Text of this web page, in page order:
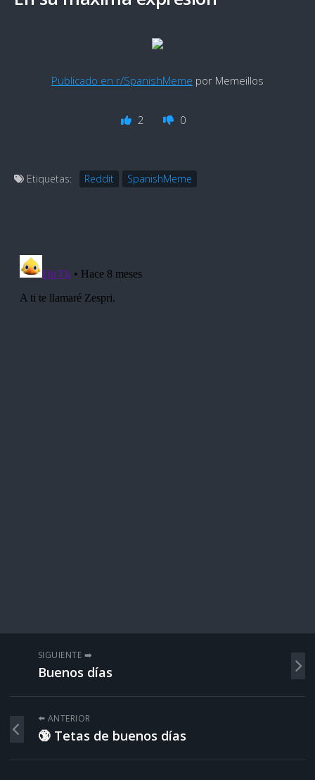
Publicado en r/SpanishMeme por Memeillos
2 0
Etiquetas: Reddit SpanishMeme
SIGUIENTE ➡️
Buenos días
⬅️ ANTERIOR
🔞 Tetas de buenos días